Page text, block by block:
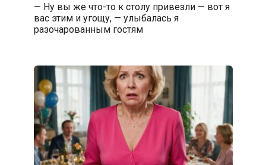
— Ну вы же что-то к столу привезли — вот я
вас этим и угощу, — улыбалась я
разочарованным гостям